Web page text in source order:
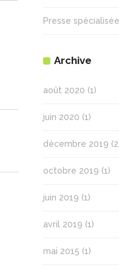
Presse spécialisée
Archive
août 2020 (1)
juin 2020 (1)
décembre 2019
octobre 2019 (1)
juin 2019 (1)
avril 2019 (1)
mai 2015 (1)